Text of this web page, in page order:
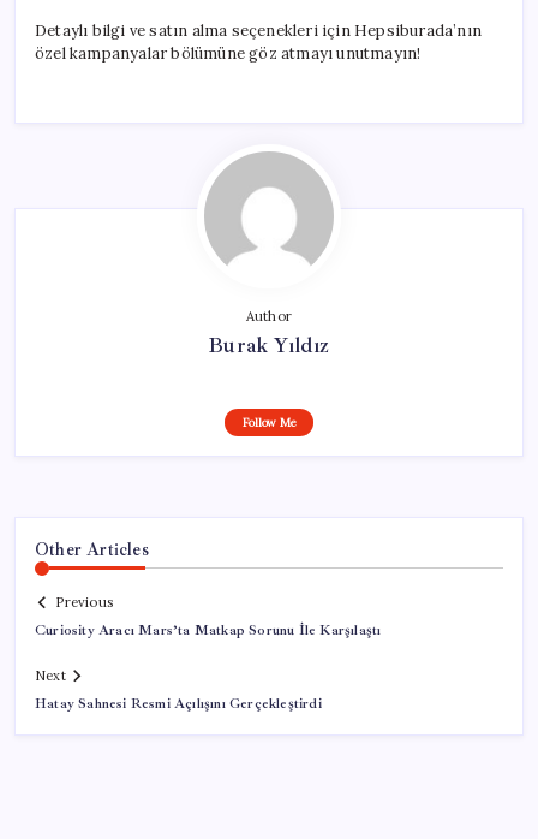
Detaylı bilgi ve satın alma seçenekleri için Hepsiburada’nın
özel kampanyalar bölümüne göz atmayı unutmayın!
Author
Burak Yıldız
Follow Me
Other Articles
Previous
Curiosity Aracı Mars’ta Matkap Sorunu İle Karşılaştı
Next
Hatay Sahnesi Resmi Açılışını Gerçekleştirdi